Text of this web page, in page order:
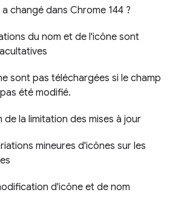
changé dans Chrome 144 ?
du nom et de l'icône sont
sont pas téléchargées si le champ
été modifié.
de la limitation des mises à jour
mineures d'icônes sur les
d'icône et de nom